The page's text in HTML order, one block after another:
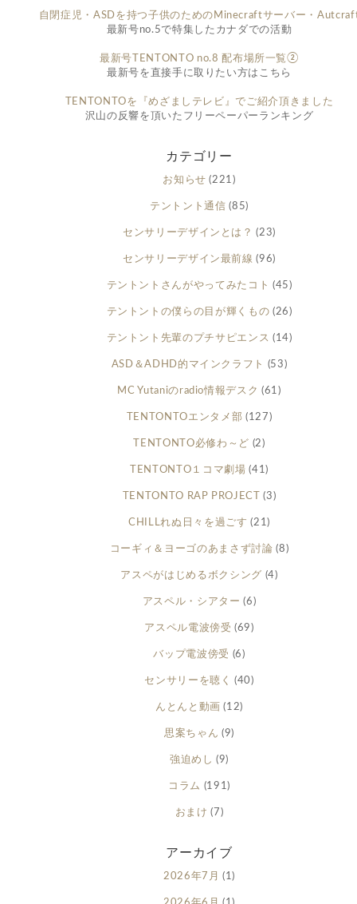
自閉症児・ASDを持つ子供のためのMinecraftサーバー・
最新号no.5で特集したカナダでの活動
最新号TENTONTO no.8 配布場所一覧②
最新号を直接手に取りたい方はこちら
TENTONTOを『めざましテレビ』でご紹介頂きました
沢山の反響を頂いたフリーペーパーランキング
カテゴリー
お知らせ (221)
テントント通信 (85)
センサリーデザインとは？ (23)
センサリーデザイン最前線 (96)
テントントさんがやってみたコト (45)
テントントの僕らの目が輝くもの (26)
テントント先輩のプチサピエンス (14)
ASD＆ADHD的マインクラフト (53)
MC Yutaniのradio情報デスク (61)
TENTONTOエンタメ部 (127)
TENTONTO必修わ～ど (2)
TENTONTO１コマ劇場 (41)
TENTONTO RAP PROJECT (3)
CHILLれぬ日々を過ごす (21)
コーギィ＆ヨーゴのあまさず討論 (8)
アスペがはじめるボクシング (4)
アスペル・シアター (6)
アスペル電波傍受 (69)
バップ電波傍受 (6)
センサリーを聴く (40)
んとんと動画 (12)
思案ちゃん (9)
強迫めし (9)
コラム (191)
おまけ (7)
アーカイブ
2026年7月 (1)